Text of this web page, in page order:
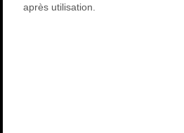
après utilisation.